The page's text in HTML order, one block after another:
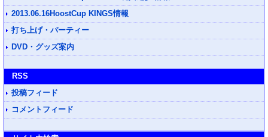
2013.06.16HoostCup KINGS情報
打ち上げ・パーティー
DVD・グッズ案内
RSS
投稿フィード
コメントフィード